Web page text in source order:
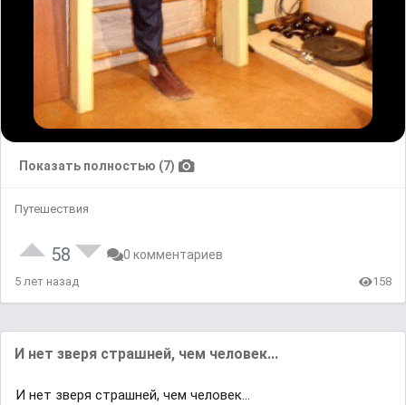
Показать полностью (7)
Путешествия
58 0 комментариев
5 лет назад 158
И нет зверя страшней, чем человек...
И нет зверя страшней, чем человек...